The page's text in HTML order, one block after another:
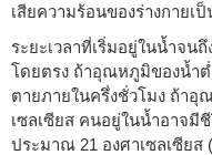
เสียความร้อนของร่างกายเ
ระยะเวลาที่เริ่มอยู่ในน้ำจ
โดยตรง ถ้าอุณหภูมิของน้ำต่
ตายภายในครึ่งชั่วโมง ถ้าอุ
เซลเซียส คนอยู่ในน้ำอาจมี
ประมาณ 21 องศาเซลเซียส